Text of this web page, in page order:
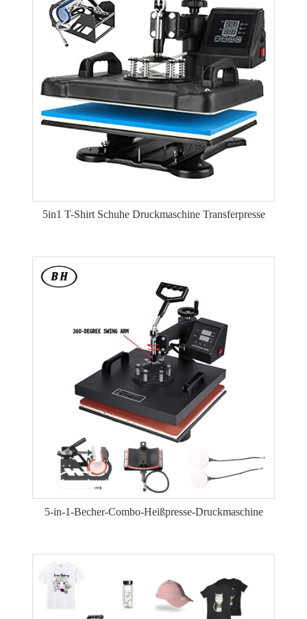
5in1 T-Shirt Schuhe Druckmaschine Transferpresse
5-in-1-Becher-Combo-Heißpresse-Druckmaschine